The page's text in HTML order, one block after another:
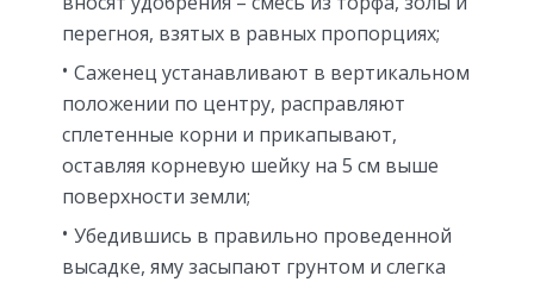
перегноя, взятых в равных пропорциях;
Саженец устанавливают в вертикальном
положении по центру, расправляют
сплетенные корни и прикапывают,
оставляя корневую шейку на 5 см выше
поверхности земли;
Убедившись в правильно проведенной
высадке, яму засыпают грунтом и слегка